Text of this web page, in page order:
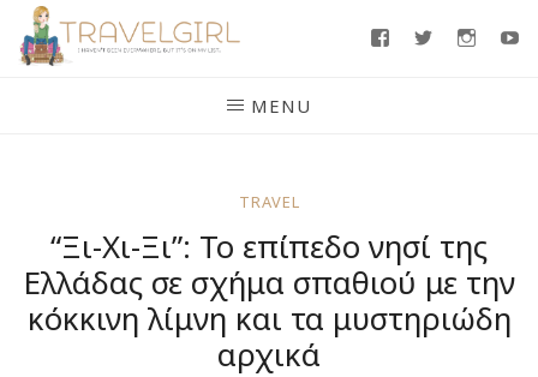
Skip
FacebookTwitter
MENU
TRAVEL
“Ξι-Χι-Ξι”: Το επίπεδο νησί της
Ελλάδας σε σχήμα σπαθιού με την
κόκκινη λίμνη και τα μυστηριώδη
αρχικά